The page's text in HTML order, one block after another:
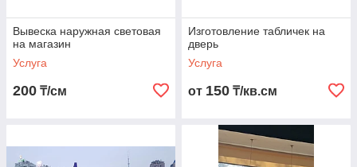
Металлические
буквы.
из алюминия или
нержавеющей стали. Их
отличает высокая
Вывеска наружная световая
на магазин
Услуга
200 ₸/см
Изготовление табличек на
дверь
Услуга
от 150 ₸/кв.см